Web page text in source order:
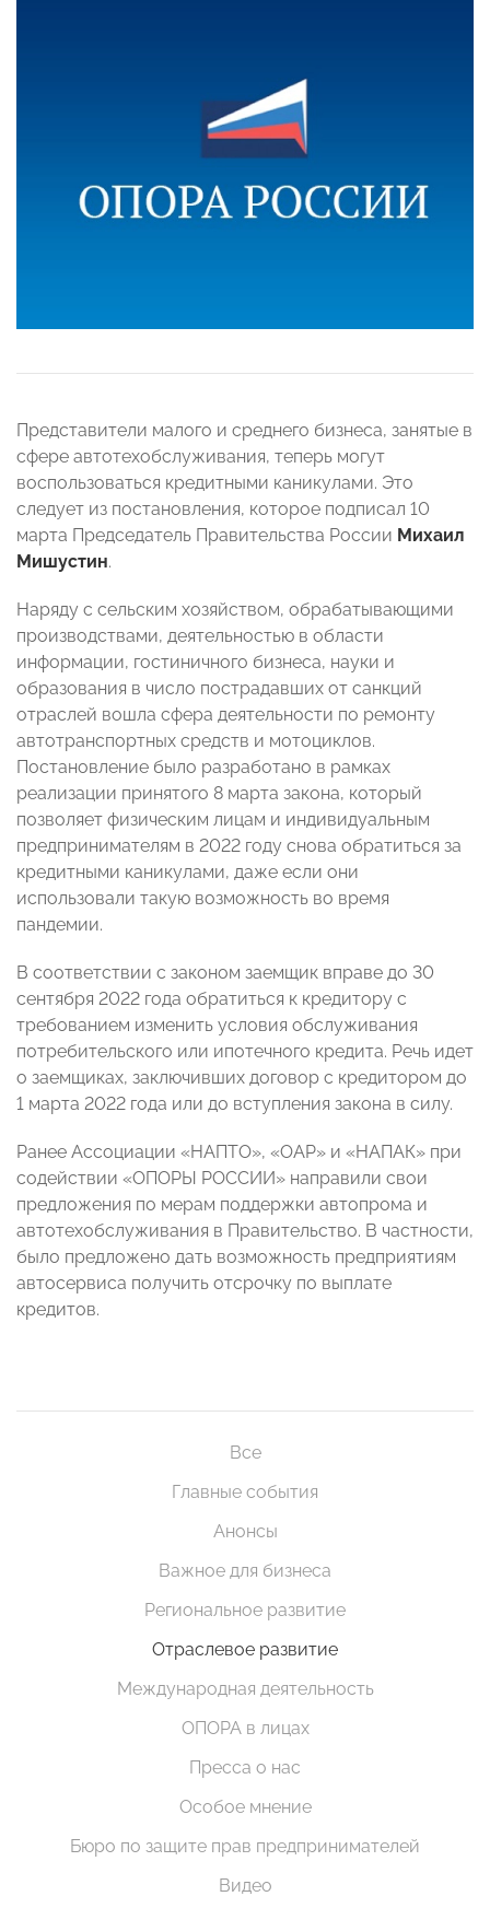
Представители малого и среднего бизнеса, занятые в
сфере автотехобслуживания, теперь могут
воспользоваться кредитными каникулами. Это
следует из постановления, которое подписал 10
марта Председатель Правительства России Михаил
Мишустин.
Наряду с сельским хозяйством, обрабатывающими
производствами, деятельностью в области
информации, гостиничного бизнеса, науки и
образования в число пострадавших от санкций
отраслей вошла сфера деятельности по ремонту
автотранспортных средств и мотоциклов.
Постановление было разработано в рамках
реализации принятого 8 марта закона, который
позволяет физическим лицам и индивидуальным
предпринимателям в 2022 году снова обратиться за
кредитными каникулами, даже если они
использовали такую возможность во время
пандемии.
В соответствии с законом заемщик вправе до 30
сентября 2022 года обратиться к кредитору с
требованием изменить условия обслуживания
потребительского или ипотечного кредита. Речь идет
о заемщиках, заключивших договор с кредитором до
1 марта 2022 года или до вступления закона в силу.
Ранее Ассоциации «НАПТО», «ОАР» и «НАПАК» при
содействии «ОПОРЫ РОССИИ» направили свои
предложения по мерам поддержки автопрома и
автотехобслуживания в Правительство. В частности,
было предложено дать возможность предприятиям
автосервиса получить отсрочку по выплате
кредитов.
Все
Главные события
Анонсы
Важное для бизнеса
Региональное развитие
Отраслевое развитие
Международная деятельность
ОПОРА в лицах
Пресса о нас
Особое мнение
Бюро по защите прав предпринимателей
Видео